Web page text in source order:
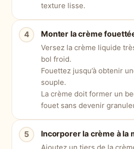
texture lisse.
Monter la crème
Versez la crème liquide
bol froid.
Fouettez jusqu’à obtenir
souple.
La crème doit former un
fouet sans devenir
Incorporer la crème à la